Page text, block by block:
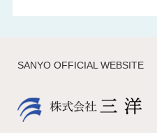
SANYO OFFICIAL WEBSITE